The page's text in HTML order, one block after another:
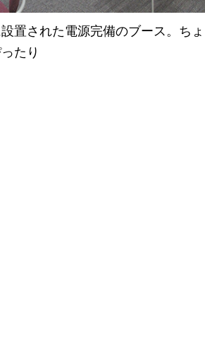
置された電源完備のブース。ちょ
たり